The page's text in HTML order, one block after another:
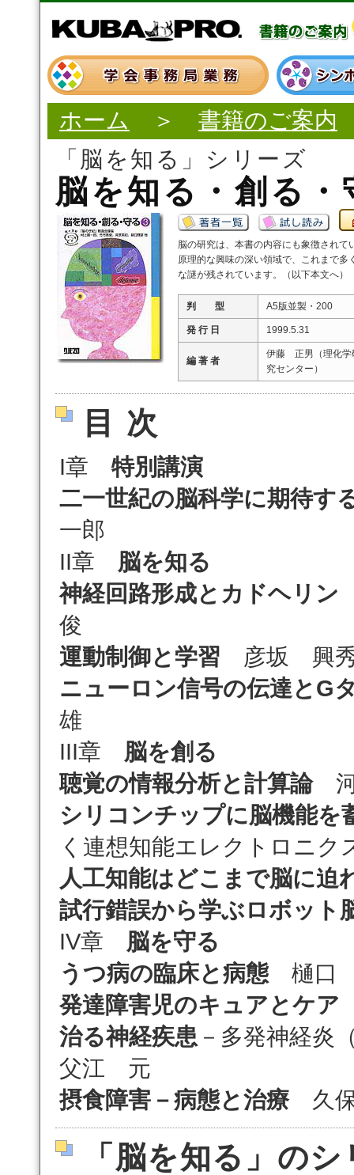
ホーム ＞ 書籍のご案内
「脳を知る」シリーズ
脳を知る・創る・
脳の研究は、本書の内容にも象徴され
原理的な興味の深い領域で、これまで
な謎が残されています。（以下本文へ）
判 型 A5版並製・200
発 行 日 1999.5.31
編 著 者
伊藤 正男（理化学
究センター）
目次
I章 特別講演
二一世紀の脳科学に期待す
一郎
II章 脳を知る
神経回路形成とカドヘリン
俊
運動制御と学習 彦坂 興
ニューロン信号の伝達とG
雄
III章 脳を創る
聴覚の情報分析と計算論河
シリコンチップに脳機能を
く連想知能エレクトロニ
人工知能はどこまで脳に迫
試行錯誤から学ぶロボット
IV章 脳を守る
うつ病の臨床と病態 樋口
発達障害児のキュアとケア
治る神経疾患 －多発神経炎
父江 元
摂食障害－病態と治療久保
「脳を知る」の